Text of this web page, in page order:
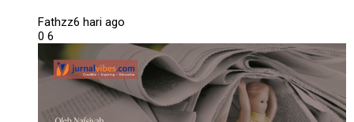
Fathzz6 hari ago
0 6